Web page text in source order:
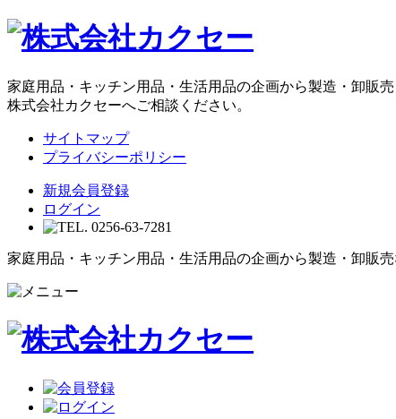
家庭用品・キッチン用品・生活用品の企画から製造・卸販売
株式会社カクセーへご相談ください。
サイトマップ
プライバシーポリシー
新規会員登録
ログイン
家庭用品・キッチン用品・生活用品の企画から製造・卸販売